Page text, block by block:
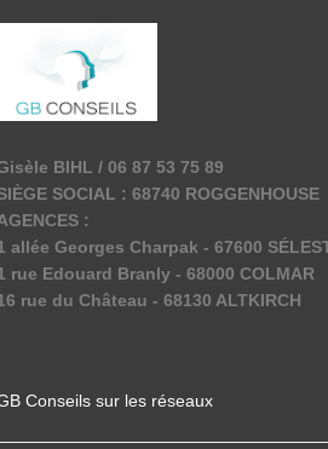
BIHL / 06 87 53 75 89
SOCIAL : 68740 ROGGENHOUSE
:
allée Georges Charpak - 67600
rue Edouard Branly - 68000 COLMAR
rue du Château - 68130 ALTKIRCH
Conseils sur les réseaux